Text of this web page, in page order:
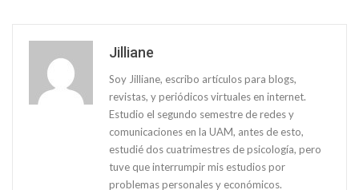
Jilliane
Soy Jilliane, escribo artículos para blogs,
revistas, y periódicos virtuales en internet.
Estudio el segundo semestre de redes y
comunicaciones en la UAM, antes de esto,
estudié dos cuatrimestres de psicología, pero
tuve que interrumpir mis estudios por
problemas personales y económicos.